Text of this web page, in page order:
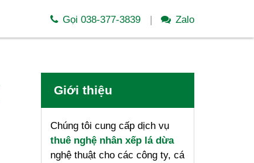
Gọi 038-377-3839 Zalo
Giới thiệu
Chúng tôi cung cấp dịch vụ
thuê nghệ nhân xếp lá dừa
nghệ thuật cho các công ty, cá